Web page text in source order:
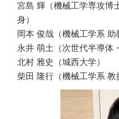
宮島 輝（機械工学専攻博
身）
岡本 俊哉（機械工学系 助
永井 萌土（次世代半導体
北村 雅史（城西大学）
柴田 隆行（機械工学系 教